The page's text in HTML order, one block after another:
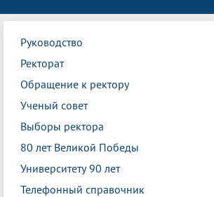
Руководство
Ректорат
Обращение к ректору
Ученый совет
Выборы ректора
80 лет Великой Победы
Университету 90 лет
Телефонный справочник